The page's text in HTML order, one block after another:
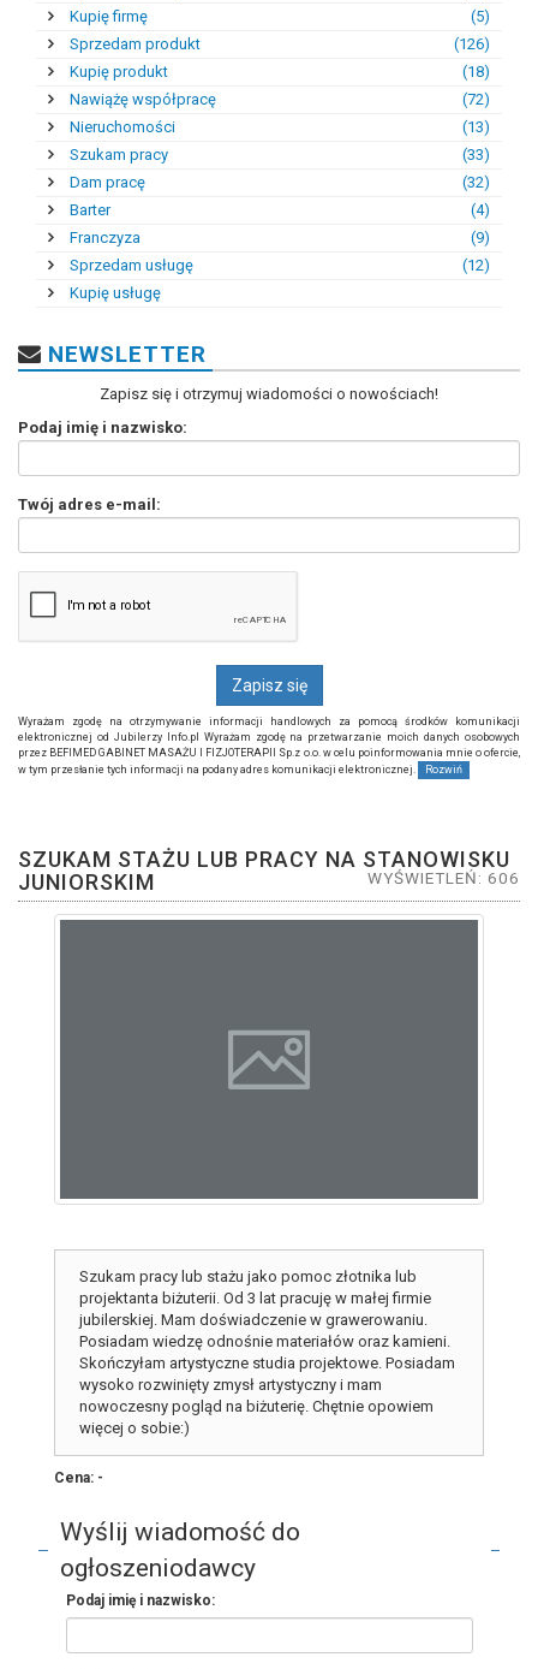
Kupię firmę
(5)
Sprzedam produkt
(126)
Kupię produkt
(18)
Nawiążę współpracę
(72)
Nieruchomości
(13)
Szukam pracy
(33)
Dam pracę
(32)
Barter
(4)
Franczyza
(9)
Sprzedam usługę
(12)
Kupię usługę
NEWSLETTER
Zapisz się i otrzymuj wiadomości o nowościach!
Podaj imię i nazwisko:
Twój adres e-mail:
Wyrażam zgodę na otrzymywanie informacji handlowych za pomocą środków komunikacji
elektronicznej od Jubilerzy Info.pl Wyrażam zgodę na przetwarzanie moich danych osobowych
przez BEFIMED GABINET MASAŻU I FIZJOTERAPII Sp.z o.o. w celu poinformowania mnie o ofercie,
w tym przesłanie tych informacji na podany adres komunikacji elektronicznej.
Rozwiń
SZUKAM STAŻU LUB PRACY NA STANOWISKU
JUNIORSKIM
WYŚWIETLEŃ: 606
Szukam pracy lub stażu jako pomoc złotnika lub
projektanta biżuterii. Od 3 lat pracuję w małej firmie
jubilerskiej. Mam doświadczenie w grawerowaniu.
Posiadam wiedzę odnośnie materiałów oraz kamieni.
Skończyłam artystyczne studia projektowe. Posiadam
wysoko rozwinięty zmysł artystyczny i mam
nowoczesny pogląd na biżuterię. Chętnie opowiem
więcej o sobie:)
Cena: -
Wyślij wiadomość do
ogłoszeniodawcy
Podaj imię i nazwisko: